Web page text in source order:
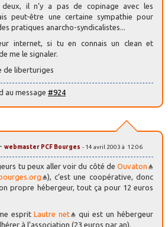
il n’y a pas de copinage avec les
peut-être une certaine sympathie pour
pratiques anarcho-syndicalistes...
internet, si tu en connais un clean et
me le signaler.
de liberturiges
au message #924
- webmaster PCF Bourges - 14 avril 2003 à 12:06
tu peux aller voir du côté de Ouvaton
), c’est une coopérative, donc
propre hébergeur, tout ça pour 12 euros
espritLautre net
qui est un hébergeur
à l’association (23 euros par an).